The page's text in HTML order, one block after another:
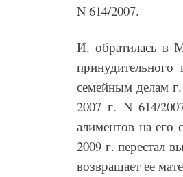
N 614/2007.
И. обратилась в
семейным делам
2007 г. N 614/
алиментов на его
2009 г. перестал
возвращает ее